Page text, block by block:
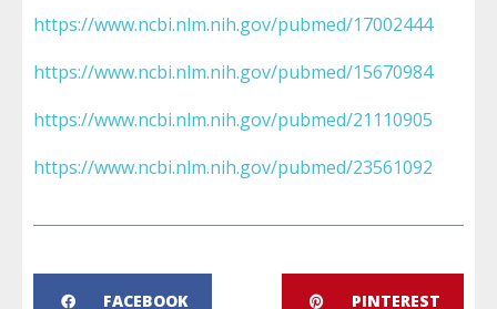
https://www.ncbi.nlm.nih.gov/pubmed/17002444
https://www.ncbi.nlm.nih.gov/pubmed/15670984
https://www.ncbi.nlm.nih.gov/pubmed/21110905
https://www.ncbi.nlm.nih.gov/pubmed/23561092
FACEBOOK PINTEREST